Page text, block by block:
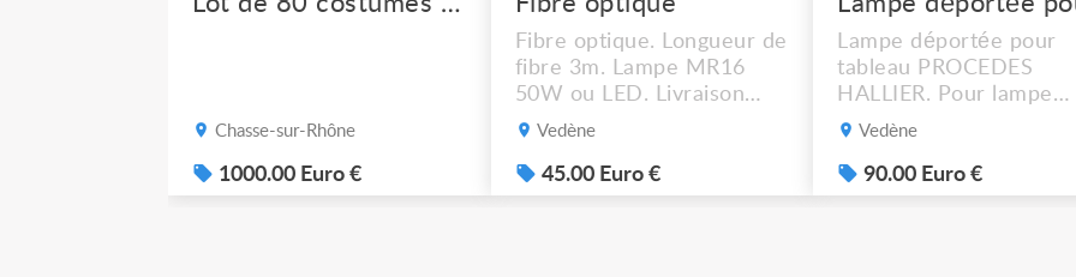
Chasse-sur-Rhône
1000.00 Euro €
Fibre optique. Longueur de
fibre 3m. Lampe MR16
50W ou LED. Livraison
possible.
Vedène
45.00 Euro €
Lampe déportée pour
tableau PROCEDES
HALLIER. Pour lampe
MR16 halogène ou LED
possible. 90€ le lot de 4.
Vedène
90.00 Euro €